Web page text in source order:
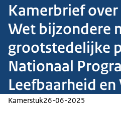
Kamerbrief
Wet bijzondere
grootstedelijke
Nationaal
Leefbaarheid
Kamerstuk26-06-2025